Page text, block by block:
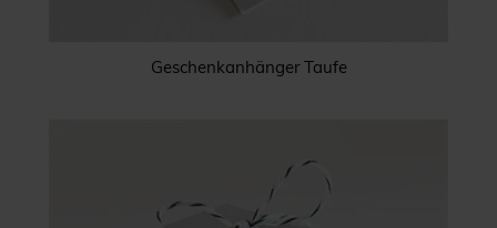
Geschenkanhänger Taufe